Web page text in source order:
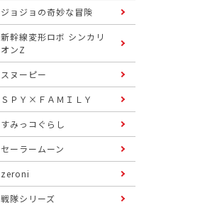
ジョジョの奇妙な冒険
新幹線変形ロボ シンカリ
オンZ
スヌーピー
ＳＰＹ×ＦＡＭＩＬＹ
すみっコぐらし
セーラームーン
zeroni
戦隊シリーズ